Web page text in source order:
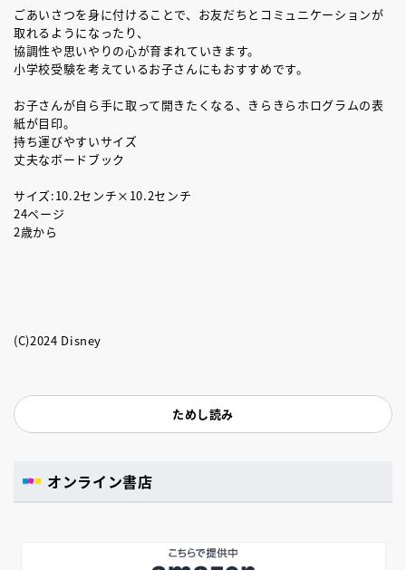
ごあいさつを身に付けることで、お友だちとコミュニケーションが
取れるようになったり、
協調性や思いやりの心が育まれていきます。
小学校受験を考えているお子さんにもおすすめです。
お子さんが自ら手に取って開きたくなる、きらきらホログラムの表
紙が目印。
持ち運びやすいサイズ
丈夫なボードブック
サイズ:10.2センチ×10.2センチ
24ページ
2歳から
(C)2024 Disney
ためし読み
オンライン書店